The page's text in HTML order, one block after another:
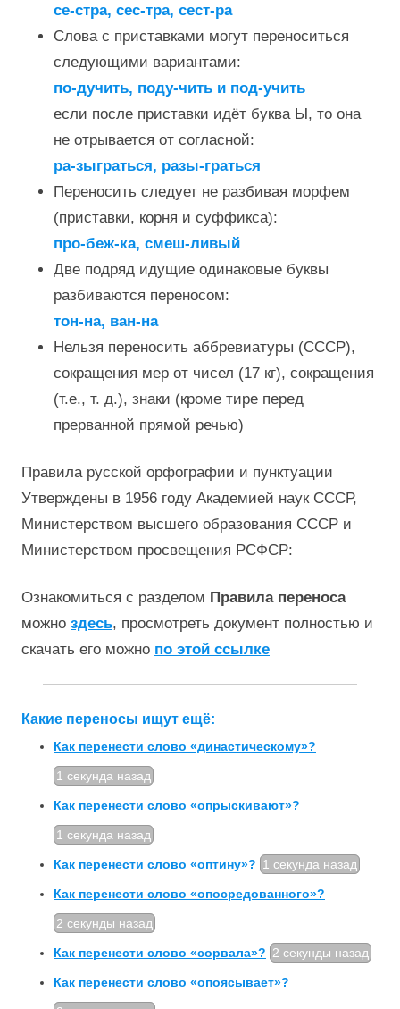
се-стра, сес-тра, сест-ра
Слова с приставками могут переноситься
следующими вариантами:
по-дучить, поду-чить и под-учить
если после приставки идёт буква Ы, то она
не отрывается от согласной:
ра-зыграться, разы-граться
Переносить следует не разбивая морфем
(приставки, корня и суффикса):
про-беж-ка, смеш-ливый
Две подряд идущие одинаковые буквы
разбиваются переносом:
тон-на, ван-на
Нельзя переносить аббревиатуры (СССР),
сокращения мер от чисел (17 кг), сокращения
(т.е., т. д.), знаки (кроме тире перед
прерванной прямой речью)
Правила русской орфографии и пунктуации
Утверждены в 1956 году Академией наук СССР,
Министерством высшего образования СССР и
Министерством просвещения РСФСР:
Ознакомиться с разделом Правила переноса
можно здесь, просмотреть документ полностью и
скачать его можно по этой ссылке
Какие переносы ищут ещё:
Как перенести слово «династическому»?
1 секунда назад
Как перенести слово «опрыскивают»?
1 секунда назад
Как перенести слово «оптину»? 1 секунда назад
Как перенести слово «опосредованного»?
2 секунды назад
Как перенести слово «сорвала»? 2 секунды назад
Как перенести слово «опоясывает»?